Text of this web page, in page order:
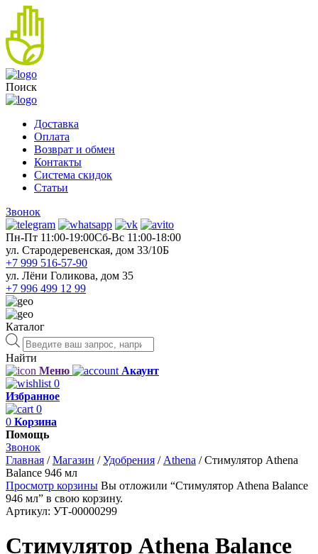
Поиск
Доставка
Оплата
Возврат и обмен
Контакты
Система скидок
Статьи
Звонок
Пн-Пт 11:00-19:00Cб-Вс 11:00-18:00
ул. Стародеревенская, дом 33/10Б
+7 999 516-57-90
ул. Лёни Голикова, дом 35
+7 996 499 12 99
Каталог
Поиск
товаров
Найти
Меню
Акаунт
0
Избранное
0
0 Корзина
Помощь
Звонок
Главная /Магазин /Удобрения / Athena /Стимулятор Athena
Balance 946 мл
Просмотр корзины Вы отложили “Стимулятор Athena Balance
946 мл” в свою корзину.
Артикул: УТ-00000299
Стимулятор Athena Balance